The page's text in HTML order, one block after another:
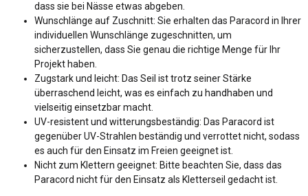
dass sie bei Nässe etwas abgeben.
Wunschlänge auf Zuschnitt: Sie erhalten das Paracord in Ihrer
individuellen Wunschlänge zugeschnitten, um
sicherzustellen, dass Sie genau die richtige Menge für Ihr
Projekt haben.
Zugstark und leicht: Das Seil ist trotz seiner Stärke
überraschend leicht, was es einfach zu handhaben und
vielseitig einsetzbar macht.
UV-resistent und witterungsbeständig: Das Paracord ist
gegenüber UV-Strahlen beständig und verrottet nicht, sodass
es auch für den Einsatz im Freien geeignet ist.
Nicht zum Klettern geeignet: Bitte beachten Sie, dass das
Paracord nicht für den Einsatz als Kletterseil gedacht ist.